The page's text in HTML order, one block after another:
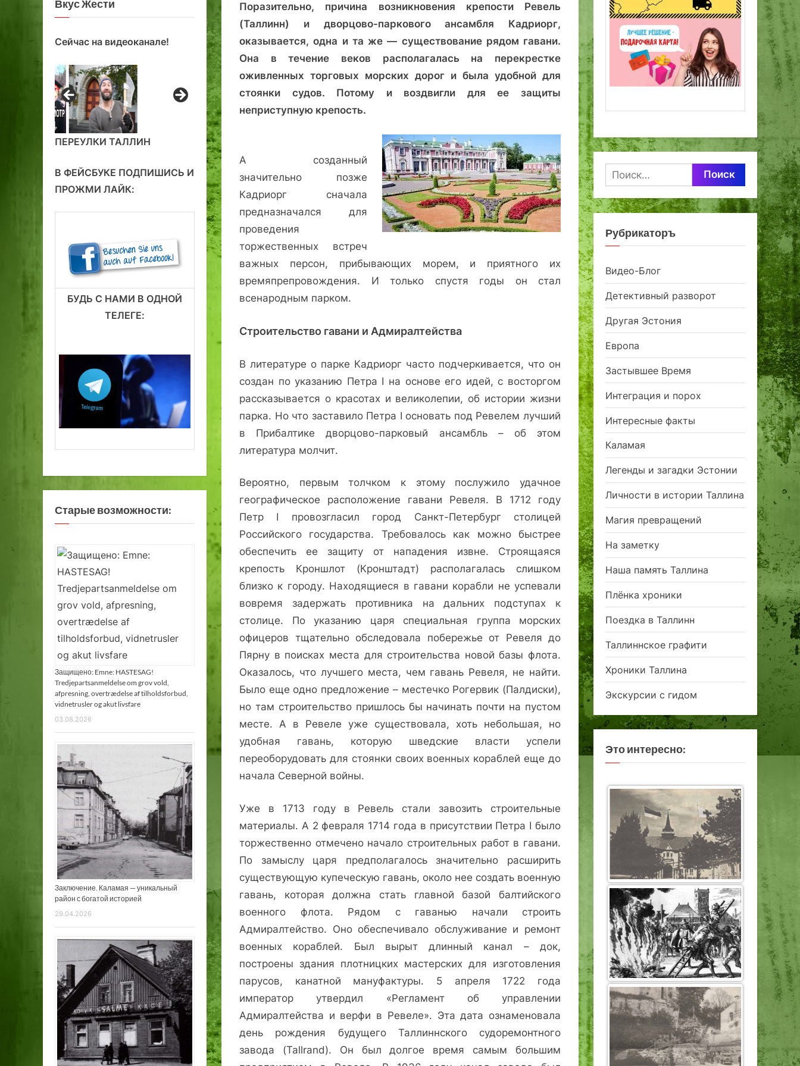
С
видом
на
Поразительно, причина возникновения крепости Ревель
(Таллинн) и дворцово-паркового ансамбля Кадриорг,
оказывается, одна и та же — существование рядом гавани.
Она в течение веков располагалась на перекрестке
оживленных торговых морских дорог и была удобной для
стоянки судов. Потому и воздвигли для ее защиты
неприступную крепость.
А созданный
значительно позже
Кадриорг сначала
предназначался для
проведения
торжественных встреч
важных персон, прибывающих морем, и приятного их
времяпрепровождения. И только спустя годы он стал
всенародным парком.
Строительство гавани и Адмиралтейства
В литературе о парке Кадриорг часто подчеркивается, что он
создан по указанию Петра I на основе его идей, с восторгом
рассказывается о красотах и великолепии, об истории жизни
парка. Но что заставило Петра I основать под Ревелем лучший
в Прибалтике дворцово-парковый ансамбль – об этом
литература молчит.
Вероятно, первым толчком к этому послужило удачное
географическое расположение гавани Ревеля. В 1712 году
Петр I провозгласил город Санкт-Петербург столицей
Российского государства. Требовалось как можно быстрее
обеспечить ее защиту от нападения извне. Строящаяся
крепость Кроншлот (Кронштадт) располагалась слишком
близко к городу. Находящиеся в гавани корабли не успевали
вовремя задержать противника на дальних подступах к
столице. По указанию царя специальная группа морских
офицеров тщательно обследовала побережье от Ревеля до
Пярну в поисках места для строительства новой базы флота.
Оказалось, что лучшего места, чем гавань Ревеля, не найти.
Было еще одно предложение – местечко Рогервик (Палдиски),
но там строительство пришлось бы начинать почти на пустом
месте. А в Ревеле уже существовала, хоть небольшая, но
удобная гавань, которую шведские власти успели
переоборудовать для стоянки своих военных кораблей еще до
начала Северной войны.
Уже в 1713 году в Ревель стали завозить строительные
материалы. А 2 февраля 1714 года в присутствии Петра I было
торжественно отмечено начало строительных работ в гавани.
По замыслу царя предполагалось значительно расширить
существующую купеческую гавань, около нее создать военную
гавань, которая должна стать главной базой балтийского
военного флота. Рядом с гаванью начали строить
Адмиралтейство. Оно обеспечивало обслуживание и ремонт
военных кораблей. Был вырыт длинный канал – док,
построены здания плотницких мастерских для изготовления
парусов, канатной мануфактуры. 5 апреля 1722 года
император утвердил «Регламент об управлении
Адмиралтейства и верфи в Ревеле». Эта дата ознаменовала
день рождения будущего Таллиннского судоремонтного
завода (Tallrand). Он был долгое время самым большим
Вкус Жести
Сейчас на видеоканале!
ПЕРЕУЛКИ ТАЛЛИН
В ФЕЙСБУКЕ ПОДПИШИСЬ И
ПРОЖМИ ЛАЙК:
БУДЬ С НАМИ В ОДНОЙ
ТЕЛЕГЕ:
Старые возможности:
Защищено: Emne: HASTESAG!
Tredjepartsanmeldelse om grov vold,
afpresning, overtrædelse af tilholdsforbud,
vidnetrusler og akut livsfare
03.08.2026
Заключение. Каламая — уникальный
район с богатой историей
29.04.2026
Найти:
Рубрикаторъ
Видео-Блог
Детективный разворот
Другая Эстония
Европа
Застывшее Время
Интеграция и порох
Интересные факты
Каламая
Легенды и загадки Эстонии
Личности в истории Таллина
Магия превращений
На заметку
Наша память Таллина
Плёнка хроники
Поездка в Таллинн
Таллиннское графити
Хроники Таллина
Экскурсии с гидом
Это интересно: